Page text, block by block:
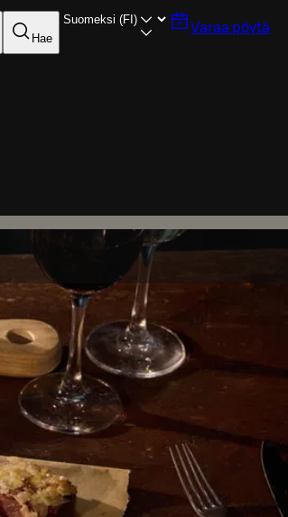
Hae
Varaa pöytä